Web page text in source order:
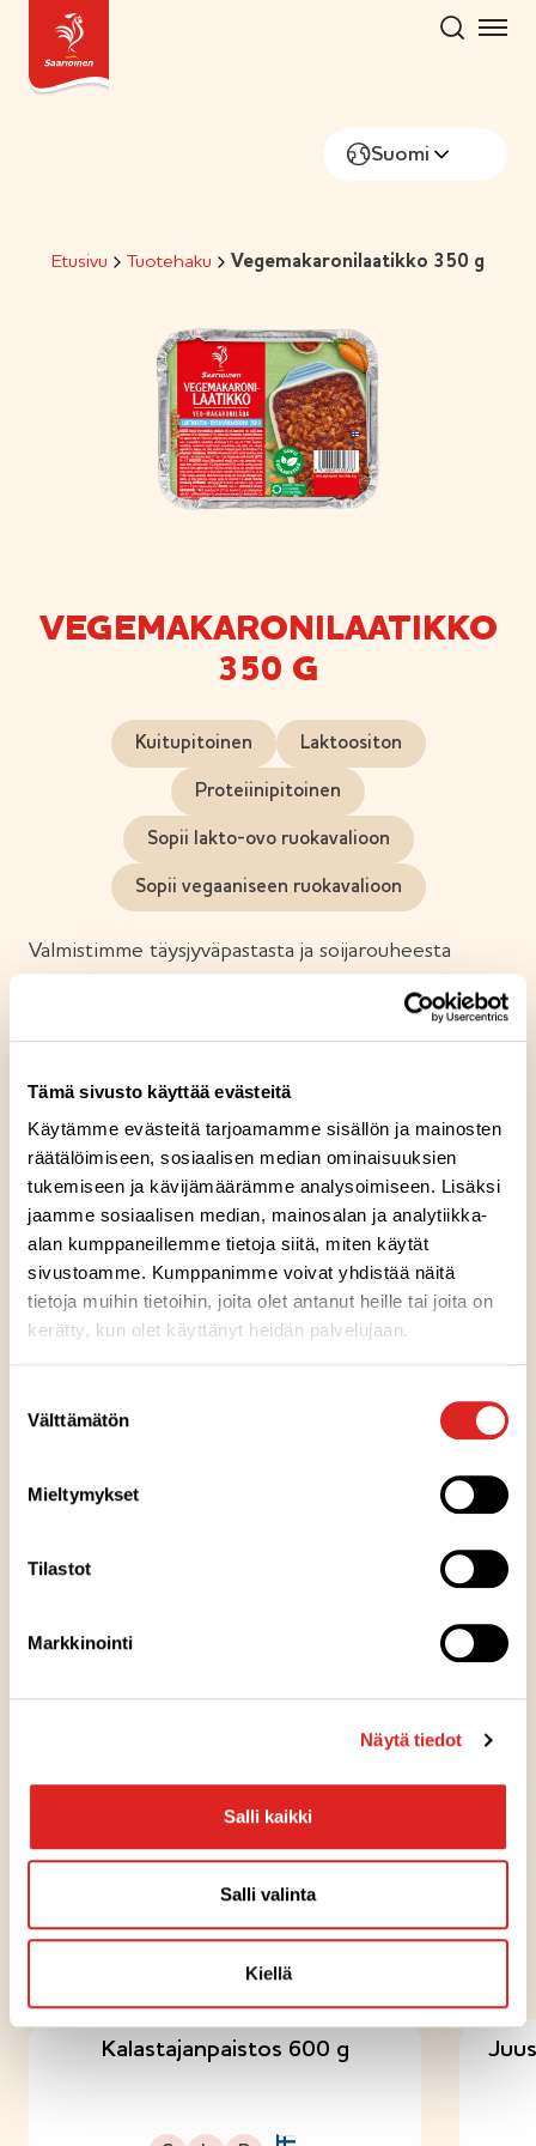
Tämä sivusto käyttää evästeitä
Käytämme evästeitä tarjoamamme sisällön ja mainosten
räätälöimiseen, sosiaalisen median ominaisuuksien
tukemiseen ja kävijämäärämme analysoimiseen. Lisäksi
jaamme sosiaalisen median, mainosalan ja analytiikka-
alan kumppaneillemme tietoja siitä, miten käytät
sivustoamme. Kumppanimme voivat yhdistää näitä
tietoja muihin tietoihin, joita olet antanut heille tai joita on
kerätty, kun olet käyttänyt heidän palvelujaan.
valinta
Välttämätön
Mieltymykset
Tilastot
Markkinointi
Näytä tiedot
Salli kaikki
Salli valinta
Kiellä
Hyppää
sisältöön
Suomi
Etusivu Tuotehaku Vegemakaronilaatikko 350 g
VEGEMAKARONILAATIKKO
350 G
Kuitupitoinen Laktoositon
Proteiinipitoinen
Sopii lakto-ovo ruokavalioon
Sopii vegaaniseen ruokavalioon
Valmistimme täysjyväpastasta ja soijarouheesta
maistuu koko perheelle. Täyteläisyyttä makuun
tuovat mm. kauravalmiste ja kookosmaito. Väriä ja
samalla makua antavat porkkana, punaiset linssit ja
hätäillä, vaan pehmeän makuiset laatikot kypsyvät
hitaasti uunissa paistajan valvovan silmän alla.
Vegaaninen. Sopii vegaaneille.
Säilytysohje
Pakkausinfo
KOKEILE MYÖS NÄITÄ
Kalastajanpaistos 600 g